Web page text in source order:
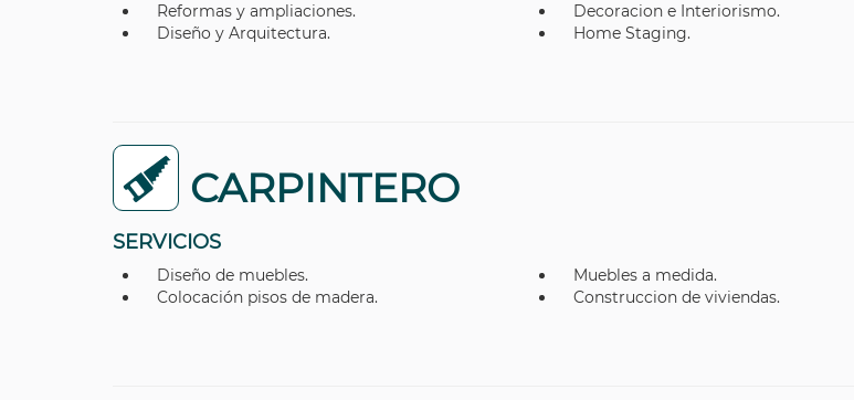
Reformas y ampliaciones.
Decoracion e Interiorismo.
Diseño y Arquitectura.
Home Staging.
CARPINTERO
SERVICIOS
Diseño de muebles. Muebles a medida.
Colocación pisos de madera.
Construccion de viviendas.